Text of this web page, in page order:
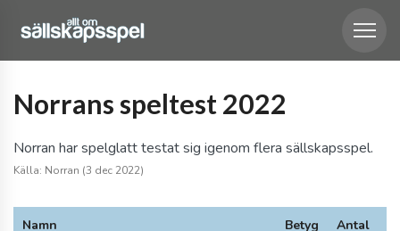
Norrans speltest 2022
Norran har spelglatt testat sig igenom flera sällskapsspel.
Källa: Norran (3 dec 2022)
Namn Betyg
Antal